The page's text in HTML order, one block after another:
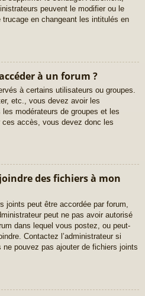
peuvent le modifier ou le
en changeant les intitulés en
à un forum ?
à certains utilisateurs ou groupes.
etc., vous devez avoir les
modérateurs de groupes et les
accès, vous devez donc les
des fichiers à mon
joints peut être accordée par forum,
peut ne pas avoir autorisé
dans lequel vous postez, ou peut-
Contactez l’administrateur si
pouvez pas ajouter de fichiers joints